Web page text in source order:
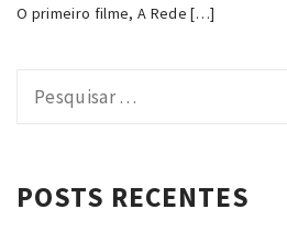
O primeiro filme, A Rede […]
POSTS RECENTES